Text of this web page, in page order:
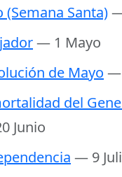
(Semana Santa)
— 1 Mayo
de Mayo —
del
Junio
— 9